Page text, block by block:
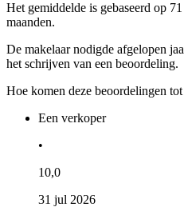
Het gemiddelde is gebaseerd op
maanden.
De makelaar nodigde afgelopen
het schrijven van een beoordeling.
Hoe komen deze beoordelingen tot
Een verkoper
•
10,0
31 jul 2026